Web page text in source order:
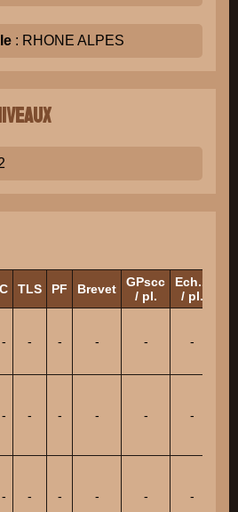
: RHONE ALPES
C TLS PF Brevet
GPscc
/ pl.
Ech.1
/ pl.
- - - - - -
- - - - - -
- - - - - -